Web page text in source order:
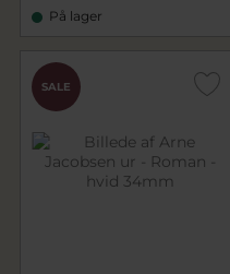
På lager
SALE